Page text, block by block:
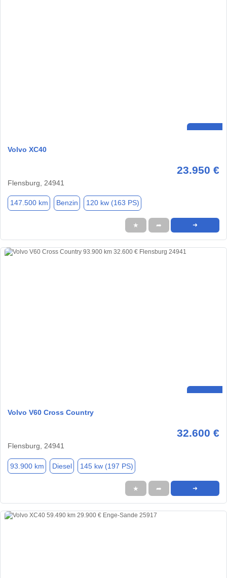
Volvo XC40
23.950 €
Flensburg, 24941
147.500 km Benzin 120 kw (163 PS)
★ ➦ ➜
Volvo V60 Cross Country
32.600 €
Flensburg, 24941
93.900 km Diesel 145 kw (197 PS)
★ ➦ ➜